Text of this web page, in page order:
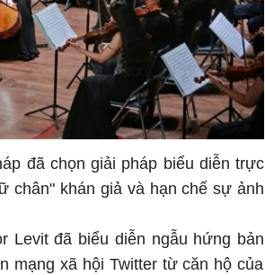
đã chọn giải pháp biểu diễn trực
chân" khán giả và hạn chế sự ảnh
Levit đã biểu diễn ngẫu hứng bản
mạng xã hội Twitter từ căn hộ của